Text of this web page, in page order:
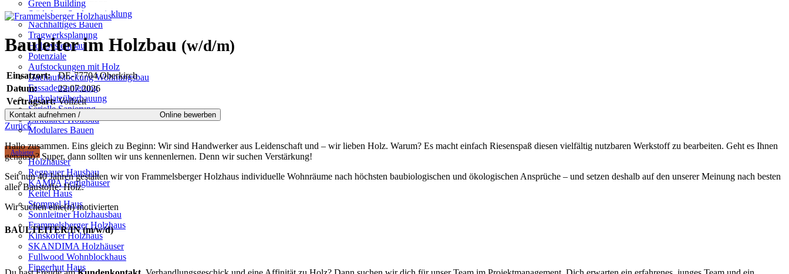
Green Building
Städtebau-Stadtentwicklung
Nachhaltiges Bauen
Tragwerksplanung
Holzsystembau
Potenziale
Aufstockungen mit Holz
Dachaufstockung Wohnungsbau
Fassadensanierung
Parkplatzüberbauung
Serielle Sanierung
Zirkulärer Holzbau
Modulares Bauen
Anbieter
Holzhäuser
Regnauer Hausbau
KAMPA Fertighäuser
Keitel Haus
Stommel Haus
Sonnleitner Holzhausbau
Frammelsberger Holzhaus
Kinskofer Holzhaus
SKANDIMA Holzhäuser
Fullwood Wohnblockhaus
Fingerhut Haus
Bauleiter im Holzbau (w/d/m)
Einsatzort:
DE-77704 Oberkirch
Datum:
22.07.2026
Vertragsart: Vollzeit
Zurück
Hallo zusammen. Eins gleich zu Beginn: Wir sind Handwerker aus Leidenschaft und – wir lieben Holz. Warum? Es macht einfach Riesenspaß diesen vielfältig nutzbaren Werkstoff zu bearbeiten. Geht es Ihnen
genauso? Super, dann sollten wir uns kennenlernen. Denn wir suchen Verstärkung!
Seit nun 40 Jahren gestalten wir von Frammelsberger Holzhaus individuelle Wohnräume nach höchsten baubiologischen und ökologischen Ansprüche – und setzen deshalb auf den unserer Meinung nach besten
aller Baustoffe: Holz.
Wir suchen eine(n) motivierten
BAULTEITER/IN (m/w/d)